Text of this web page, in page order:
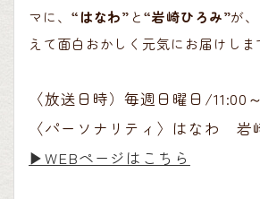
マに、 “はなわ” と“岩崎ひろみ”が
えて面白おかしく元気にお届けしま
〈放送日時）毎週日曜日/11:00
〈パーソナリティ〉はなわ 岩
▶︎WEBページはこちら